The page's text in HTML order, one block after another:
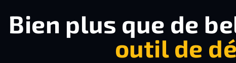
Bien plus que de
outil de